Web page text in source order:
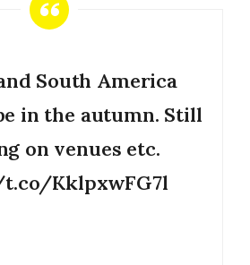
South America
in the autumn. Still
on venues etc.
KklpxwFG7l